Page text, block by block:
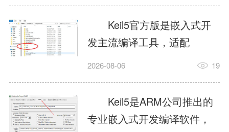
AgentSkill，就是给AI大脑装
上的一双机械手，它真的能
解决很多问题。1什么是
AgentSkillSkill指...
力，代码编译稳定，调试工
具成熟，大量开源项目基于
该平台开发。新项目需要单
独下载对应芯片支持包，新
手配置难度较高，正版商业
授权费用不菲，未授权版本
存在程序容量限制，适合硬
Keil5官方版是嵌入式开
发主流编译工具，适配
STM32、51单片机等多款芯
在线调试、代码仿真，兼容
众多厂商芯片安装包。软件
需要手动添加器件库，初次
2026-08-06 19
Keil5是ARM公司推出的
专业嵌入式开发编译软件，